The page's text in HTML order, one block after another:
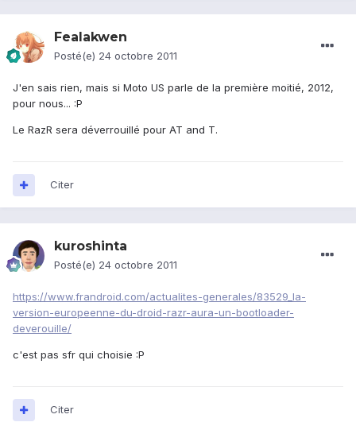
Fealakwen
Posté(e) 24 octobre 2011
J'en sais rien, mais si Moto US parle de la première moitié, 2012,
pour nous... :P
Le RazR sera déverrouillé pour AT and T.
Citer
kuroshinta
Posté(e) 24 octobre 2011
https://www.frandroid.com/actualites-generales/83529_la-
version-europeenne-du-droid-razr-aura-un-bootloader-
deverouille/
c'est pas sfr qui choisie :P
Citer